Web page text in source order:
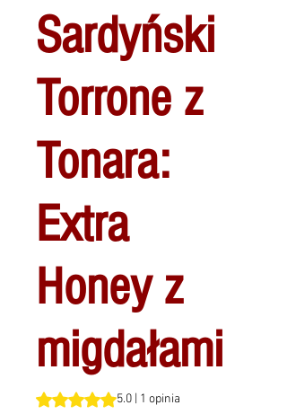
Sardyński
Torrone z
Tonara:
Extra
Honey z
migdałami
Ocena to 5.0 na pięć gwiazdek na
5.0 | 1 opinia